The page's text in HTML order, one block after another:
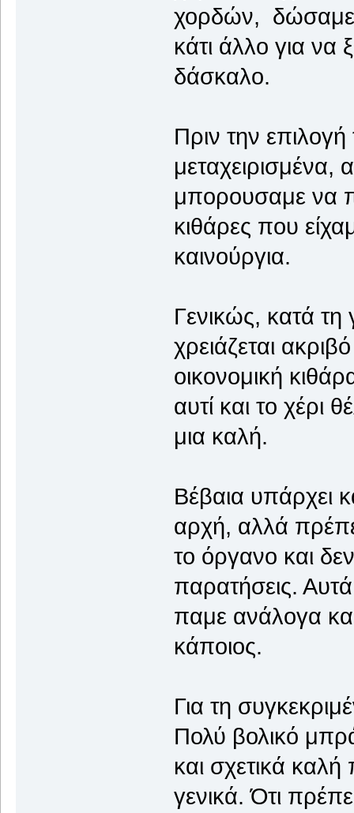
χορδών, δώσαμε
κάτι άλλο για να
δάσκαλο.
Πριν την επιλογή
μπορουσαμε να
κιθάρες που
καινούργια.
Γενικώς, κατά
χρειάζεται
οικονομική
αυτί και το χέρι
μια καλή.
Βέβαια υπάρχει
αρχή, αλλά
το όργανο και
παρατήσεις.
παμε ανάλογα
κάποιος.
Για τη
Πολύ βολικό
και σχετικά
γενικά. Ότι